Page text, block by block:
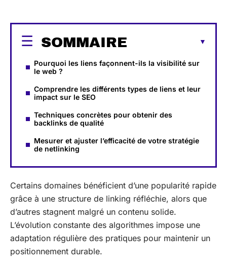
SOMMAIRE
Pourquoi les liens façonnent-ils la visibilité sur
le web ?
Comprendre les différents types de liens et leur
impact sur le SEO
Techniques concrètes pour obtenir des
backlinks de qualité
Mesurer et ajuster l’efficacité de votre stratégie
de netlinking
Certains domaines bénéficient d’une popularité rapide
grâce à une structure de linking réfléchie, alors que
d’autres stagnent malgré un contenu solide.
L’évolution constante des algorithmes impose une
adaptation régulière des pratiques pour maintenir un
positionnement durable.